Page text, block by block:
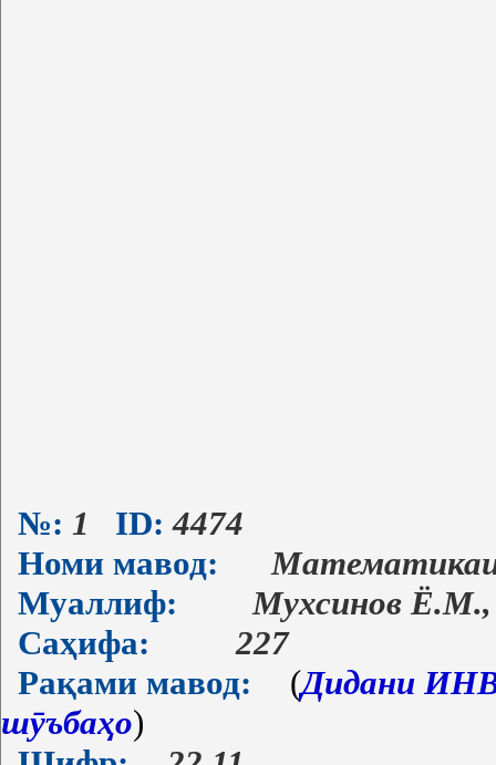
№: 1 ID: 4474
Номи мавод:
Муаллиф:
Мухсинов
Саҳифа:
227
Рақами мавод:
(Дидани
шӯъбаҳо)